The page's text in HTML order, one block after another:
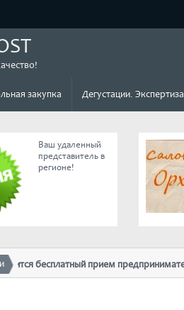
закупка Дегустации. Экспертиза
Ваш удаленный
представитель в
регионе!
бесплатный прием предпринимателей